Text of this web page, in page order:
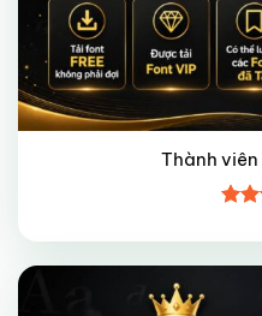
Thành viên
xếp
Giảm giá!